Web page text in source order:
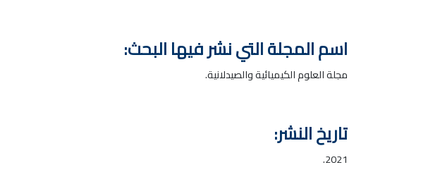
اسم المجلة التي نشر فيها البحث:
مجلة العلوم الكيميائية والصيدلانية.
تاريخ النشر:
2021.